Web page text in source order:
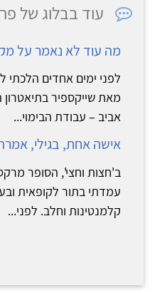
עוד בבלוג של
מה עוד לא נאמר על
לפני ימים אחדים
מאת שייקספיר
אביב – עבודת הבימוי...
אישה אחת, בגילי,
ב'חצות וחצי', הסופר
עמדתי בתור לקופאית
קלמנטינות וחלב. לפני...